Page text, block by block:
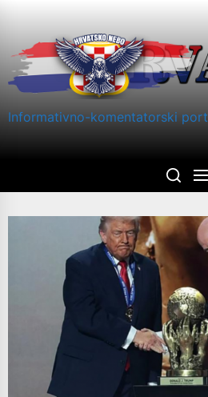
content
Informativno-komentatorski